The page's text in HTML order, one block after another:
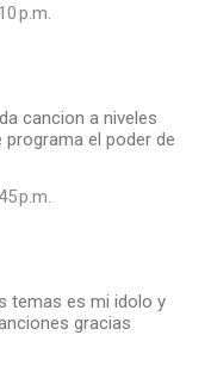
p.m.
cancion a niveles
el poder de
p.m.
temas es mi idolo y
gracias